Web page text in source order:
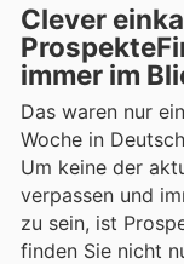
Clever
immer im
Das waren nur
Woche in
Um keine der
verpassen und
zu sein, ist
finden Sie nicht